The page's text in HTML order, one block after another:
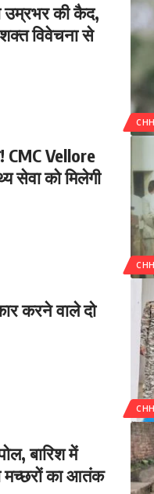
उम्रभर की कैद,
विवेचना से
CMC Vellore
सेवा को मिलेगी
करने वाले दो
बारिश में
मच्छरों का आतंक